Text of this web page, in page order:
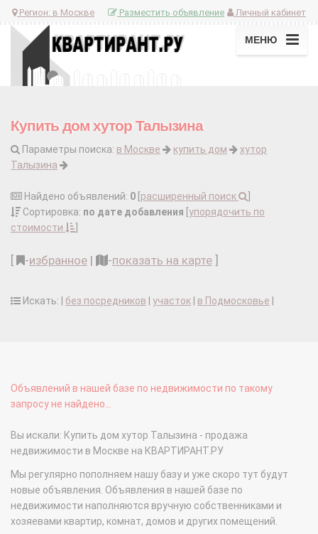
Регион: в Москве Личный кабинет
Разместить объявление
МЕНЮ
Купить дом хутор Талызина
Параметры поиска: в Москве купить дом
хутор
Талызина
Найдено объявлений: 0 расширенный поиск
Сортировка: по дате добавления упорядочить по
стоимости
-избранное | -показать на карте
Искать: | без посредников участок в Подмосковье
Объявлений в нашей базе по недвижимости по такому
запросу не найдено...
Вы искали: Купить дом хутор Талызина - продажа
недвижимости в Москве на КВАРТИРАНТ.РУ
Мы регулярно пополняем нашу базу и уже скоро тут будут
новые объявления. Объявления в нашей базе по
недвижимости наполняются вручную собственниками и
хозяевами квартир, комнат, домов и других помещений.